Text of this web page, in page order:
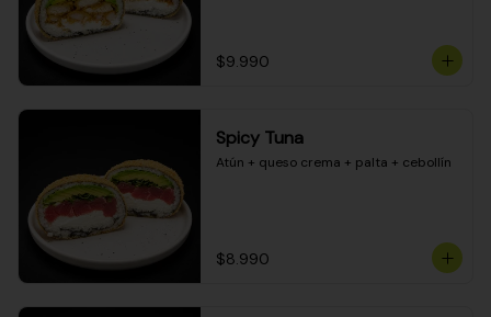
$9.990
Spicy Tuna
Atún + queso crema + palta + cebollín
$8.990